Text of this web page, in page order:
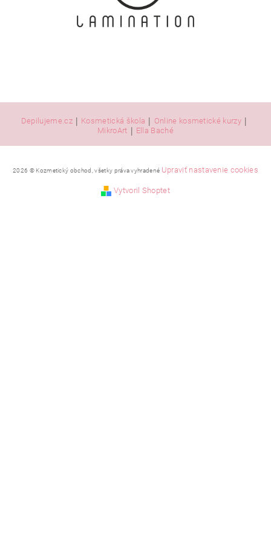
Depilujeme.cz | Kosmetická škola | Online kosmetické kurzy |
MikroArt | Ella Baché
2026 © Kozmetický obchod, všetky práva vyhradené Upraviť nastavenie cookies
Vytvoril Shoptet